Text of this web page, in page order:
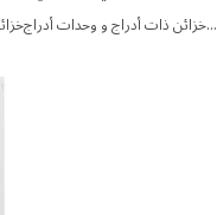
ذات أدراج و وحدات أدراجخزائن